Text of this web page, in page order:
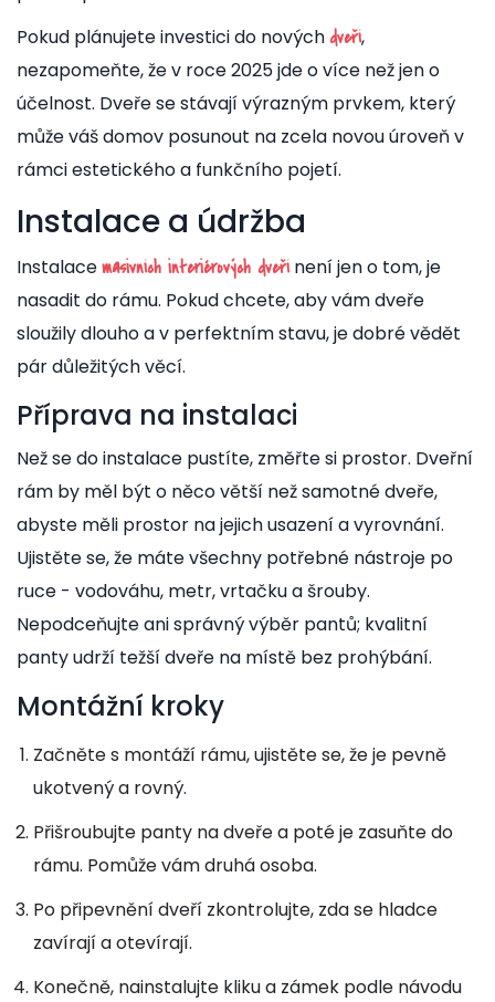
Pokud plánujete investici do nových dveří,
nezapomeňte, že v roce 2025 jde o více než jen o
účelnost. Dveře se stávají výrazným prvkem, který
může váš domov posunout na zcela novou úroveň v
rámci estetického a funkčního pojetí.
Instalace a údržba
Instalacemasivních interiérových dveřínení jen o tom, je
nasadit do rámu. Pokud chcete, aby vám dveře
sloužily dlouho a v perfektním stavu, je dobré vědět
pár důležitých věcí.
Příprava na instalaci
Než se do instalace pustíte, změřte si prostor. Dveřní
rám by měl být o něco větší než samotné dveře,
abyste měli prostor na jejich usazení a vyrovnání.
Ujistěte se, že máte všechny potřebné nástroje po
ruce - vodováhu, metr, vrtačku a šrouby.
Nepodceňujte ani správný výběr pantů; kvalitní
panty udrží težší dveře na místě bez prohýbání.
Montážní kroky
Začněte s montáží rámu, ujistěte se, že je pevně
ukotvený a rovný.
Přišroubujte panty na dveře a poté je zasuňte do
rámu. Pomůže vám druhá osoba.
Po připevnění dveří zkontrolujte, zda se hladce
zavírají a otevírají.
Konečně, nainstalujte kliku a zámek podle návodu